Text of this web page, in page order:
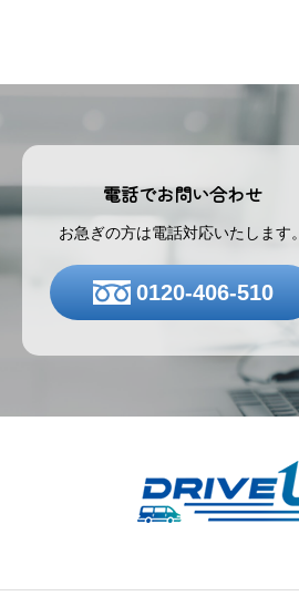
電話でお問い合わせ
お急ぎの方は電話対応いたします。
0120-406-510